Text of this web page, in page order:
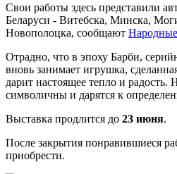
Свои работы здесь представили
Беларуси - Витебска, Минска,
Новополоцка, сообщают
Отрадно, что в эпоху Барби,
вновь занимает игрушка,
дарит настоящее тепло и радость.
символичны и дарятся к
Выставка продлится до 23 июня.
После закрытия понравившиеся
приобрести.